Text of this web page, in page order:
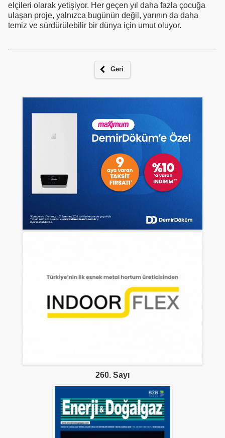
elçileri olarak yetişiyor. Her geçen yıl daha fazla çocuğa
ulaşan proje, yalnızca bugünün değil, yarının da daha
temiz ve sürdürülebilir bir dünya için umut oluyor.
Geri
260. Sayı